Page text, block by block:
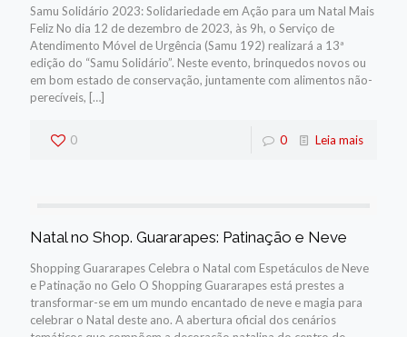
Samu Solidário 2023: Solidariedade em Ação para um Natal Mais
Feliz No dia 12 de dezembro de 2023, às 9h, o Serviço de
Atendimento Móvel de Urgência (Samu 192) realizará a 13ª
edição do “Samu Solidário”. Neste evento, brinquedos novos ou
em bom estado de conservação, juntamente com alimentos não-
perecíveis, […]
0 0 Leia mais
Natal no Shop. Guararapes: Patinação e Neve
Shopping Guararapes Celebra o Natal com Espetáculos de Neve
e Patinação no Gelo O Shopping Guararapes está prestes a
transformar-se em um mundo encantado de neve e magia para
celebrar o Natal deste ano. A abertura oficial dos cenários